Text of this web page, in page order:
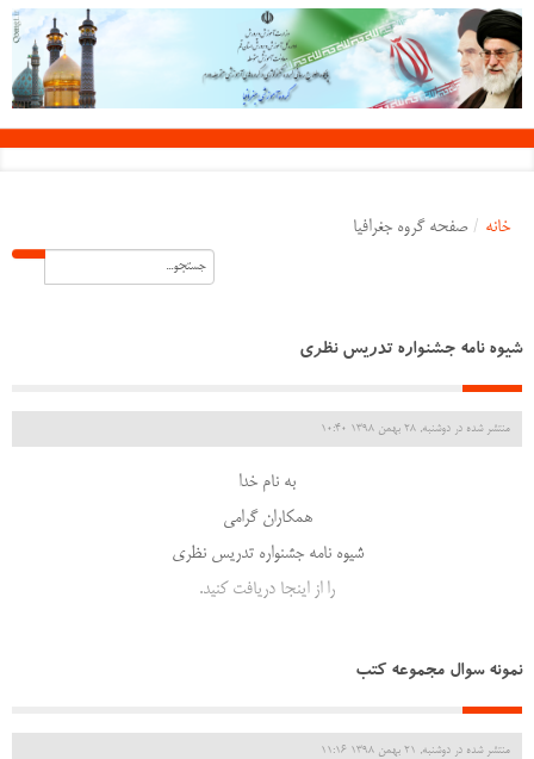
خانه / صفحه گروه جغرافیا
شیوه نامه جشنواره تدریس نظری
منتشر شده در دوشنبه, 28 بهمن 1398 10:40
به نام خدا
همکاران گرامی
شیوه نامه جشنواره تدریس نظری
را از اینجا دریافت کنید.
نمونه سوال مجموعه کتب
منتشر شده در دوشنبه, 21 بهمن 1398 11:16